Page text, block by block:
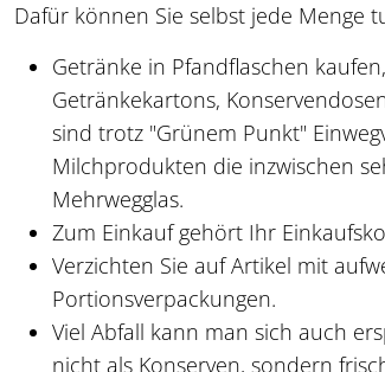
Dafür können Sie selbst jede Menge
Getränke in Pfandflaschen
Getränkekartons,
sind trotz "Grünem Punkt"
Milchprodukten die inzwischen
Mehrwegglas.
Zum Einkauf gehört Ihr
Verzichten Sie auf Artikel mit
Portionsverpackungen.
Viel Abfall kann man sich auch
nicht als Konserven, sondern